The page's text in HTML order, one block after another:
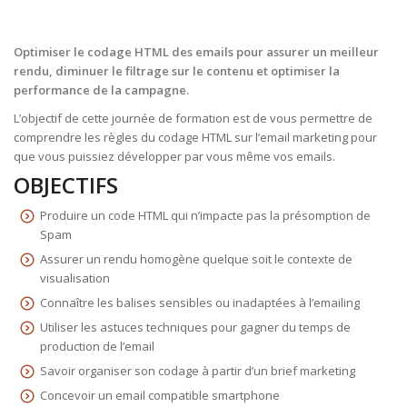
Optimiser le codage HTML des emails pour assurer un meilleur
rendu, diminuer le filtrage sur le contenu et optimiser la
performance de la campagne.
L’objectif de cette journée de formation est de vous permettre de
comprendre les règles du codage HTML sur l’email marketing pour
que vous puissiez développer par vous même vos emails.
OBJECTIFS
Produire un code HTML qui n’impacte pas la présomption de
Spam
Assurer un rendu homogène quelque soit le contexte de
visualisation
Connaître les balises sensibles ou inadaptées à l’emailing
Utiliser les astuces techniques pour gagner du temps de
production de l’email
Savoir organiser son codage à partir d’un brief marketing
Concevoir un email compatible smartphone